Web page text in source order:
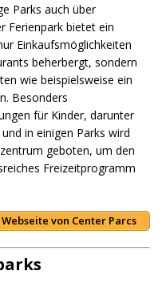
Parks auch über
Ferienpark bietet ein
Einkaufsmöglichkeiten
beherbergt, sondern
wie beispielsweise ein
Besonders
für Kinder, darunter
in einigen Parks wird
geboten, um den
Freizeitprogramm
von Center Parcs